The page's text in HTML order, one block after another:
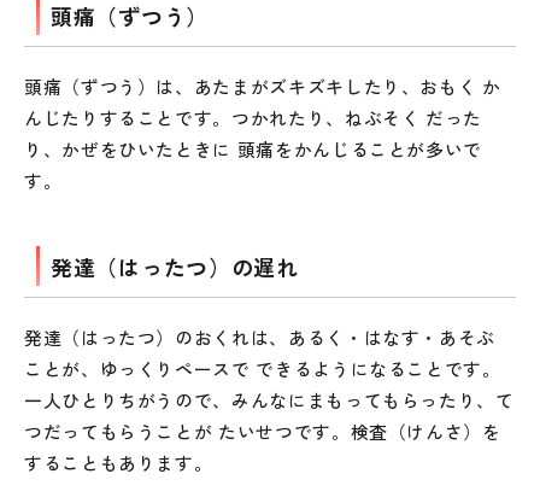
頭痛（ずつう）
頭痛（ずつう）は、あたまがズキズキしたり、おもく か
んじたりすることです。つかれたり、ねぶそく だった
り、かぜをひいたときに 頭痛をかんじることが多いで
す。
発達（はったつ）の遅れ
発達（はったつ）のおくれは、あるく・はなす・あそぶ
ことが、ゆっくりペースで できるようになることです。
一人ひとりちがうので、みんなにまもってもらったり、て
つだってもらうことが たいせつです。検査（けんさ）を
することもあります。